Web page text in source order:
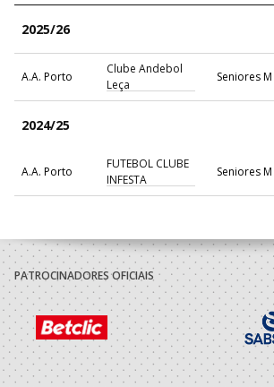
2025/26
A.A. Porto
Clube Andebol
Leça
Seniores M
2024/25
A.A. Porto
FUTEBOL CLUBE
INFESTA
Seniores M
PATROCINADORES OFICIAIS